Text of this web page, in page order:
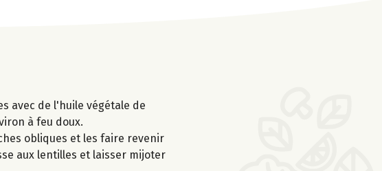
avec de l'huile végétale de
à feu doux.
obliques et les faire revenir
aux lentilles et laisser mijoter